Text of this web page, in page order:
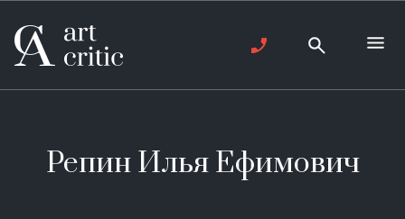
Репин Илья Ефимович